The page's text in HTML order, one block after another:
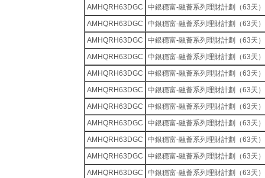
AMHQRH63DGC
中銀穩富-融薈系列理財計劃（63天）
AMHQRH63DGC
中銀穩富-融薈系列理財計劃（63天）
AMHQRH63DGC
中銀穩富-融薈系列理財計劃（63天）
AMHQRH63DGC
中銀穩富-融薈系列理財計劃（63天）
AMHQRH63DGC
中銀穩富-融薈系列理財計劃（63天）
AMHQRH63DGC
中銀穩富-融薈系列理財計劃（63天）
AMHQRH63DGC
中銀穩富-融薈系列理財計劃（63天）
AMHQRH63DGC
中銀穩富-融薈系列理財計劃（63天）
AMHQRH63DGC
中銀穩富-融薈系列理財計劃（63天）
AMHQRH63DGC
中銀穩富-融薈系列理財計劃（63天）
AMHQRH63DGC
中銀穩富-融薈系列理財計劃（63天）